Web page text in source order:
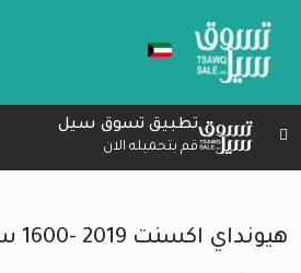
تطبيق تسوق سيل
قم بتحميله الان
هيونداي اكسنت 2019 -1600 سي سي